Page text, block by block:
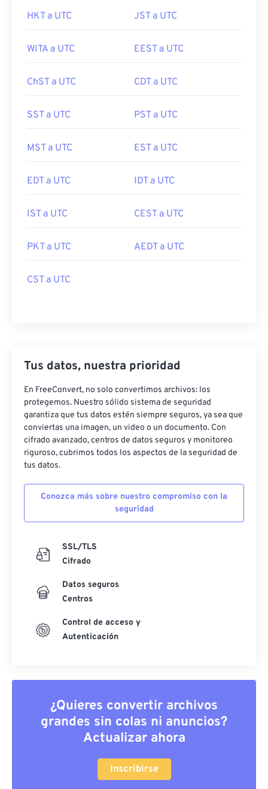
HKT a UTC JST a UTC
WITA a UTC EEST a UTC
ChST a UTC CDT a UTC
SST a UTC PST a UTC
MST a UTC EST a UTC
EDT a UTC IDT a UTC
IST a UTC CEST a UTC
PKT a UTC AEDT a UTC
CST a UTC
Tus datos, nuestra prioridad
En FreeConvert, no solo convertimos archivos: los
protegemos. Nuestro sólido sistema de seguridad
garantiza que tus datos estén siempre seguros, ya sea que
conviertas una imagen, un video o un documento. Con
cifrado avanzado, centros de datos seguros y monitoreo
riguroso, cubrimos todos los aspectos de la seguridad de
tus datos.
Conozca más sobre nuestro compromiso con la
seguridad
SSL/TLS
Cifrado
Datos seguros
Centros
Control de acceso y
Autenticación
¿Quieres convertir archivos
grandes sin colas ni anuncios?
Actualizar ahora
Inscribirse